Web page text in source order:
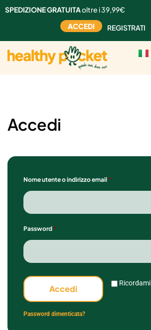
SPEDIZIONE GRATUITAoltre i 39,99€
REGISTRATI
ACCEDI
Accedi
Nome utente o indirizzo email *
Password *
Ricordami
Accedi
Password dimenticata?